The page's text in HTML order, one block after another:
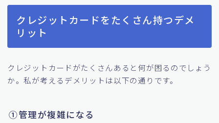
クレジットカードをたくさん持つデメ
リット
クレジットカードがたくさんあると何が困るのでしょう
か。私が考えるデメリットは以下の通りです。
①管理が複雑になる